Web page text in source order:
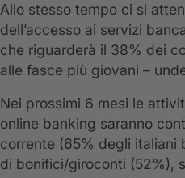
Allo stesso tempo ci si
dell’accesso ai servizi
che riguarderà il 38% dei
alle fasce più giovani –
Nei prossimi 6 mesi le
online banking saranno
corrente (65% degli italiani
di bonifici/giroconti (52%),